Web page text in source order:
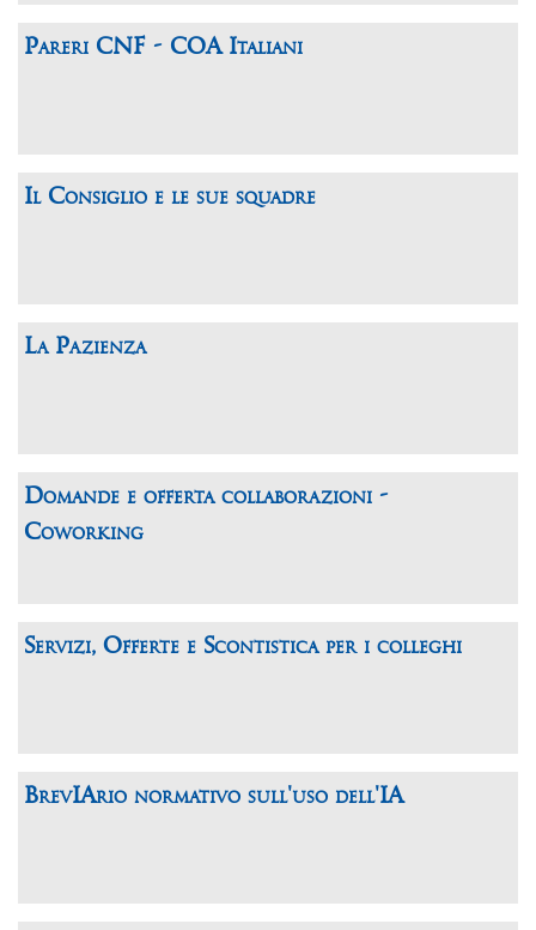
Pareri CNF - COA Italiani
Il Consiglio e le sue squadre
La Pazienza
Domande e offerta collaborazioni -
Coworking
Servizi, Offerte e Scontistica per i colleghi
BrevIArio normativo sull'uso dell'IA